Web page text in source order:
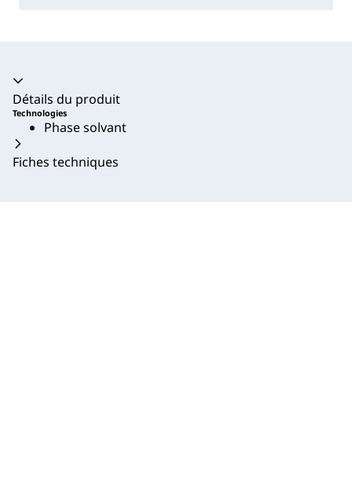
Accordéon fermé
Détails du produit
Technologies
Phase solvant
Fiches techniques